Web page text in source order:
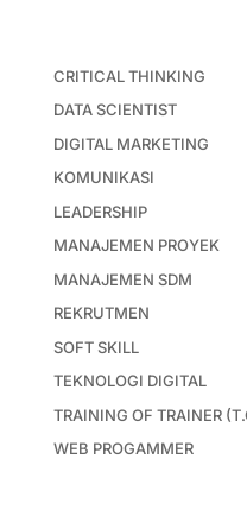
CRITICAL THINKING
DATA SCIENTIST
DIGITAL MARKETING
KOMUNIKASI
LEADERSHIP
MANAJEMEN PROYEK
MANAJEMEN SDM
REKRUTMEN
SOFT SKILL
TEKNOLOGI DIGITAL
TRAINING OF TRAINER
WEB PROGAMMER